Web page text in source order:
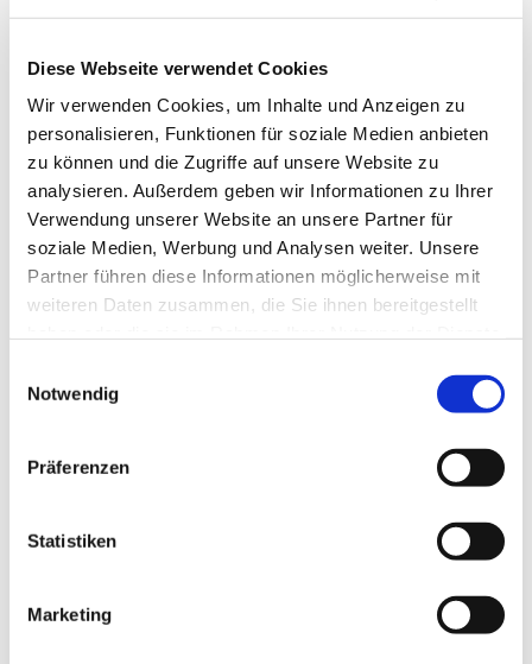
Diese Webseite verwendet Cookies
Wir verwenden Cookies, um Inhalte und Anzeigen zu
personalisieren, Funktionen für soziale Medien anbieten
zu können und die Zugriffe auf unsere Website zu
analysieren. Außerdem geben wir Informationen zu Ihrer
Verwendung unserer Website an unsere Partner für
soziale Medien, Werbung und Analysen weiter. Unsere
Partner führen diese Informationen möglicherweise mit
weiteren Daten zusammen, die Sie ihnen bereitgestellt
Notwendig
Präferenzen
Statistiken
Marketing
Dies könnte Sie auch